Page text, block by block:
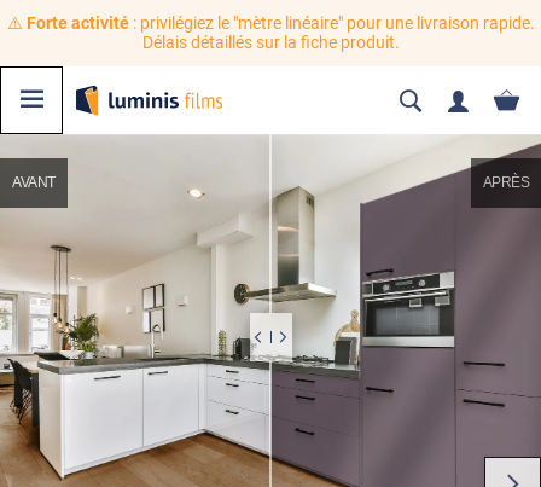
⚠️ Forte activité: privilégiez le "mètre linéaire" pour une livraison rapide.
Délais détaillés sur la fiche produit.
AVANT APRÈS